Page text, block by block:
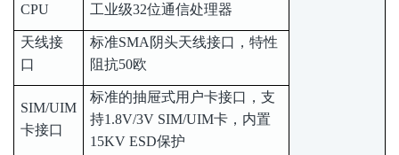
CPU 工业级32位通信处理器
天线接
口
标准SMA阴头天线接口，特性
阻抗50欧
SIM/UIM
卡接口
标准的抽屉式用户卡接口，支
持1.8V/3V SIM/UIM卡，内置
15KV ESD保护